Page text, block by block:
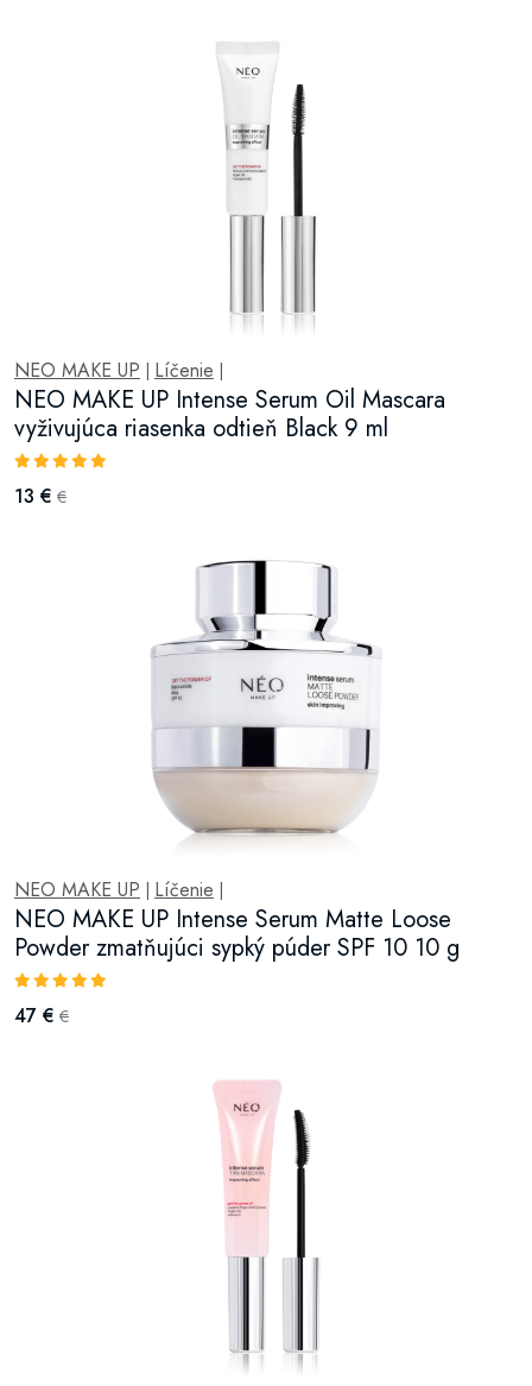
NEO MAKE UP Líčenie
NEO MAKE UP Intense Serum Oil Mascara
vyživujúca riasenka odtieň Black 9 ml
13 € €
NEO MAKE UP Líčenie
NEO MAKE UP Intense Serum Matte Loose
Powder zmatňujúci sypký púder SPF 10 10 g
47 € €